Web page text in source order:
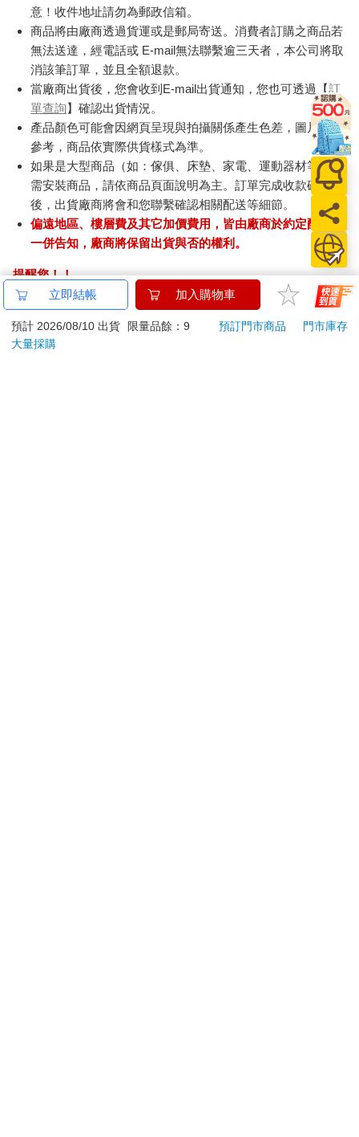
意！收件地址請勿為郵政信箱。
商品將由廠商透過貨運或是郵局寄送。消費者訂購之商品若
無法送達，經電話或 E-mail無法聯繫逾三天者，本公司將取
消該筆訂單，並且全額退款。
當廠商出貨後，您會收到E-mail出貨通知，您也可透過【訂
單查詢】確認出貨情況。
產品顏色可能會因網頁呈現與拍攝關係產生色差，圖片僅供
參考，商品依實際供貨樣式為準。
如果是大型商品（如：傢俱、床墊、家電、運動器材等）及
需安裝商品，請依商品頁面說明為主。訂單完成收款確認
後，出貨廠商將會和您聯繫確認相關配送等細節。
偏遠地區、樓層費及其它加價費用，皆由廠商於約定配送時
一併告知，廠商將保留出貨與否的權利。
提醒您！！
金石堂及銀行均不會請您操作ATM! 如接獲電話要求您前往
ATM提款機，請不要聽從指示，以免受騙上當！
退換貨須知：
立即結帳 加入購物車
預計 2026/08/10 出貨 限量品餘：9 預訂門市商品
門市庫存
大量採購